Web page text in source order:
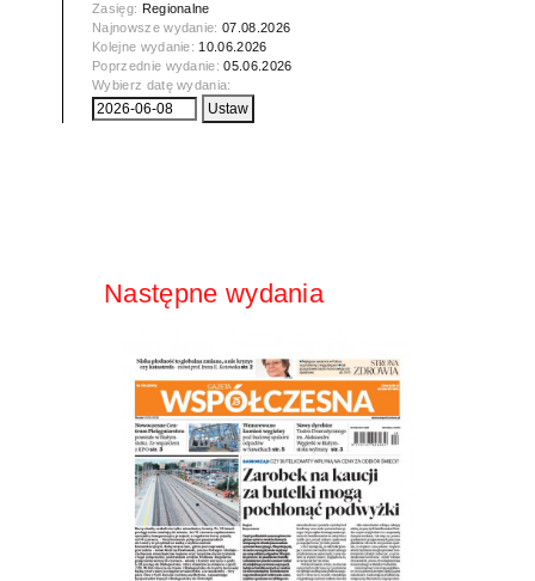
Zasięg: Regionalne
Najnowsze wydanie:07.08.2026
Kolejne wydanie: 10.06.2026
Poprzednie wydanie:05.06.2026
Wybierz datę wydania:
Następne wydania